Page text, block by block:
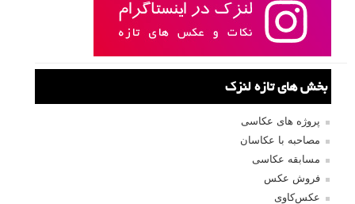
بخش های تازه لنزک
پروژه های عکاسی
مصاحبه با عکاسان
مسابقه عکاسی
فروش عکس
عکس‌کاوی